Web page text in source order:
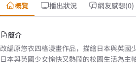
概覽 播出狀況 網友感想(0)
簡介
改編原悠衣四格漫畫作品，描繪日本與英
日本與英國少女愉快又熱鬧的校園生活為主